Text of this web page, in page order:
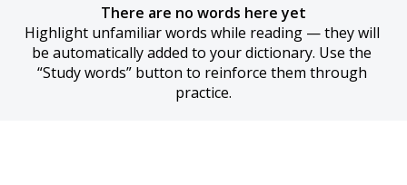
There are no words here yet
Highlight unfamiliar words while reading — they will
be automatically added to your dictionary. Use the
“Study words” button to reinforce them through
practice.